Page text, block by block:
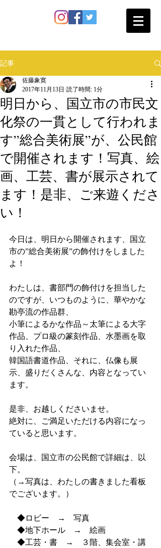
記事
明日から、国立市の市民文
化祭の一貫として行われま
す”総合美術展”が、公民館
で開催されます！写真、絵
画、工芸、書が展示されて
ます！是非、ご来遊くださ
い！
佐藤象寛
2017年11月13日 読了時間: 1分
今日は、明日から開催されます、国立
市の”総合美術展”の飾付けをしました
よ！
わたしは、書部門の飾付けを担当した
のですが、いつものように、華やかな
勘亭流の作品群、
小筆によるかな作品～太筆による大字
作品、プロ級の篆刻作品、水墨画を取
り入れた作品、
韓国語書道作品、それに、仏像も展
示、盛りだくさんな、内容となってい
ます。
是非、お越しくださいませ。
絶対に、ご満足いただける内容になっ
ていると思います。
会場は、国立市の公民館で詳細は、以
下。
（→写真は、わたしの書きました看板
でございます。）
◆ロビー　→　写真
◆地下ホール　→　絵画
◆工芸・書　→　３階、集会室・講